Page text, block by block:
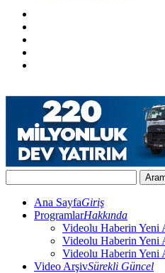
Ana SayfaGiriş
ProgramlarHakkında
Videolu Haberin Yeni
Videolu Haberin Yeni
Videolu Haberin Yeni
Video ArşivSürekli Güncel